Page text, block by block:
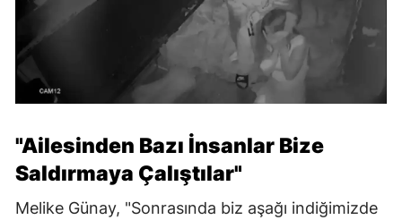
"Ailesinden Bazı İnsanlar Bize
Saldırmaya Çalıştılar"
Melike Günay, "Sonrasında biz aşağı indiğimizde